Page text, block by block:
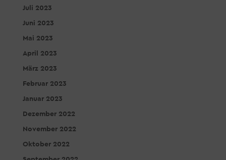
Juli 2023
Juni 2023
Mai 2023
April 2023
März 2023
Februar 2023
Januar 2023
Dezember 2022
November 2022
Oktober 2022